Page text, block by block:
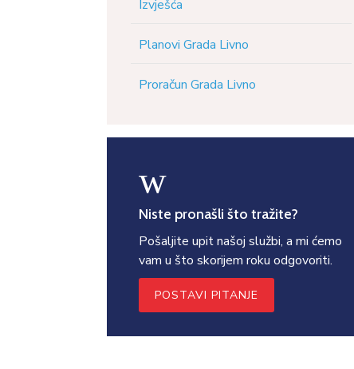
Izvješća
Planovi Grada Livno
Proračun Grada Livno
w
Niste pronašli što tražite?
Pošaljite upit našoj službi, a mi ćemo
vam u što skorijem roku odgovoriti.
POSTAVI PITANJE